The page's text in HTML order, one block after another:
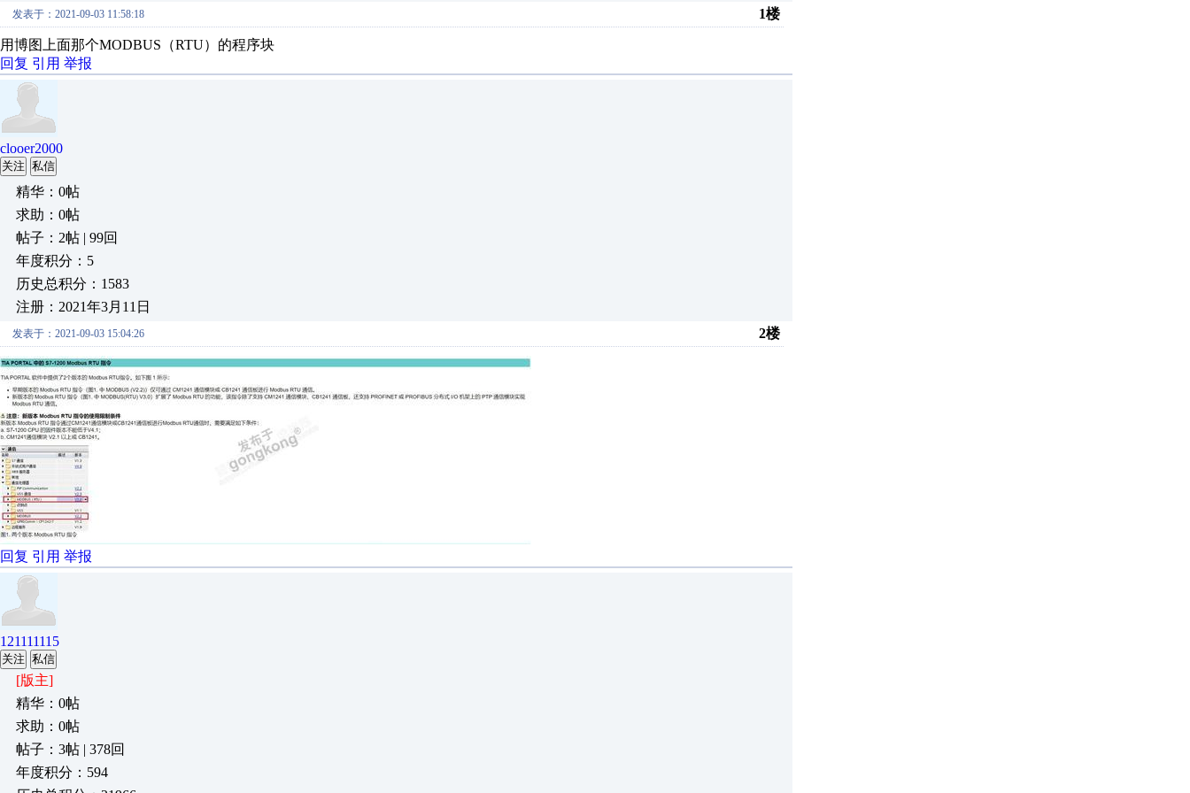
发表于：2021-09-03 11:58:18 1楼
用博图上面那个MODBUS（RTU）的程序块
回复 引用 举报
clooer2000
关注 私信
精华：0帖
求助：0帖
帖子：2帖 | 99回
年度积分：5
历史总积分：1583
注册：2021年3月11日
发表于：2021-09-03 15:04:26 2楼
回复 引用 举报
121111115
关注 私信
[版主]
精华：0帖
求助：0帖
帖子：3帖 | 378回
年度积分：594